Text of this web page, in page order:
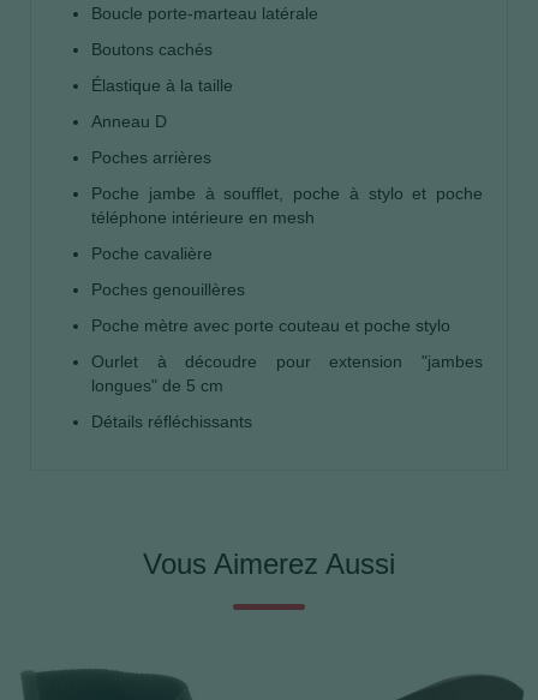
Boucle porte-marteau latérale
Boutons cachés
Élastique à la taille
Anneau D
Poches arrières
Poche jambe à soufflet, poche à stylo et poche
téléphone intérieure en mesh
Poche cavalière
Poches genouillères
Poche mètre avec porte couteau et poche stylo
Ourlet à découdre pour extension "jambes
longues" de 5 cm
Détails réfléchissants
Vous Aimerez Aussi